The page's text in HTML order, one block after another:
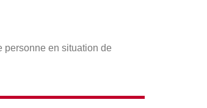
personne en situation de